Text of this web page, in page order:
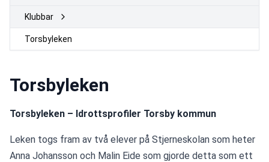
Klubbar
Torsbyleken
Torsbyleken
Torsbyleken – Idrottsprofiler Torsby kommun
Leken togs fram av två elever på Stjerneskolan som heter
Anna Johansson och Malin Eide som gjorde detta som ett